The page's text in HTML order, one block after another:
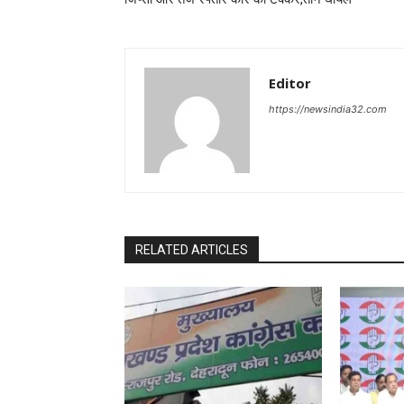
Editor
https://newsindia32.com
RELATED ARTICLES